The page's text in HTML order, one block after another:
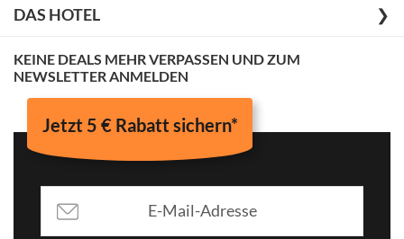
DAS HOTEL ❯
KEINE DEALS MEHR VERPASSEN UND ZUM
NEWSLETTER ANMELDEN
Jetzt 5 € Rabatt sichern*